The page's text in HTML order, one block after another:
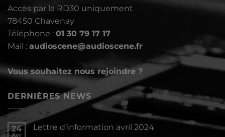
Accès par la RD30 uniquement
78450 Chavenay
Téléphone : 01 30 79 17 17
Mail : audioscene@audioscene.fr
Vous souhaitez nous rejoindre ?
DERNIÈRES NEWS
24
Avr
Lettre d’information avril 2024